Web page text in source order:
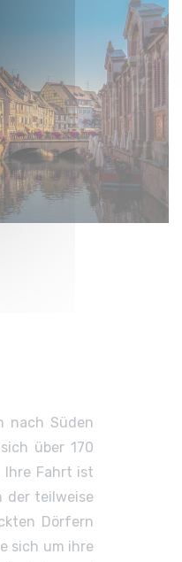
nach Süden
über 170
Ihre Fahrt ist
der teilweise
Dörfern
sich um ihre